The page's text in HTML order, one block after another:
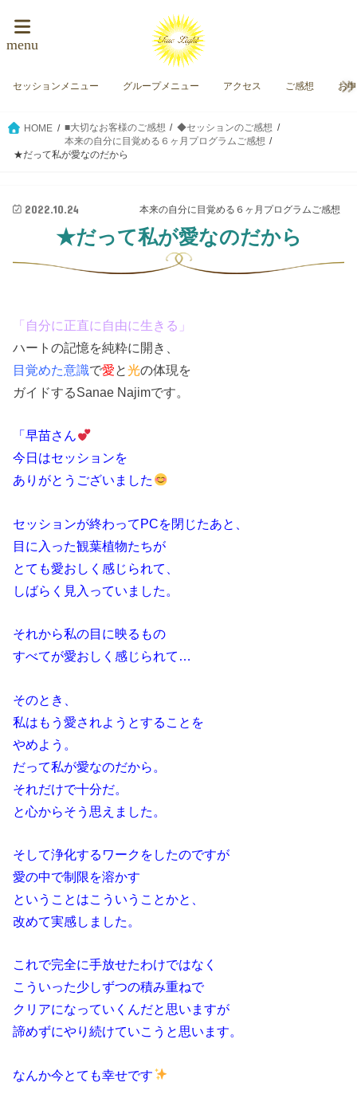
menu
セッションメニュー グループメニュー アクセス ご感想 お
HOME ■大切なお客様のご感想
◆セッションのご感想
本来の自分に目覚める６ヶ月プログラムご感想
★だって私が愛なのだから
本来の自分に目覚める６ヶ月プログラムご感想
2022.10.24
★だって私が愛なのだから
「自分に正直に自由に生きる」
ハートの記憶を純粋に開き、
目覚めた意識で愛と光の体現を
ガイドするSanae Najimです。
「早苗さん
今日はセッションを
ありがとうございました
セッションが終わってPCを閉じたあと、
目に入った観葉植物たちが
とても愛おしく感じられて、
しばらく見入っていました。
それから私の目に映るもの
すべてが愛おしく感じられて…
そのとき、
私はもう愛されようとすることを
やめよう。
だって私が愛なのだから。
それだけで十分だ。
と心からそう思えました。
そして浄化するワークをしたのですが
愛の中で制限を溶かす
ということはこういうことかと、
改めて実感しました。
これで完全に手放せたわけではなく
こういった少しずつの積み重ねで
クリアになっていくんだと思いますが
諦めずにやり続けていこうと思います。
なんか今とても幸せです